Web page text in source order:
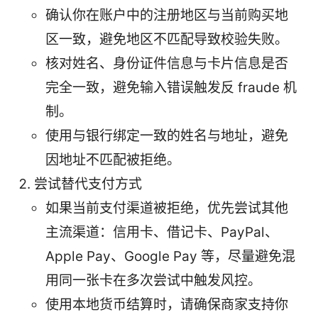
确认你在账户中的注册地区与当前购买地
区一致，避免地区不匹配导致校验失败。
核对姓名、身份证件信息与卡片信息是否
完全一致，避免输入错误触发反 fraude 机
制。
使用与银行绑定一致的姓名与地址，避免
因地址不匹配被拒绝。
尝试替代支付方式
如果当前支付渠道被拒绝，优先尝试其他
主流渠道：信用卡、借记卡、PayPal、
Apple Pay、Google Pay 等，尽量避免混
用同一张卡在多次尝试中触发风控。
使用本地货币结算时，请确保商家支持你